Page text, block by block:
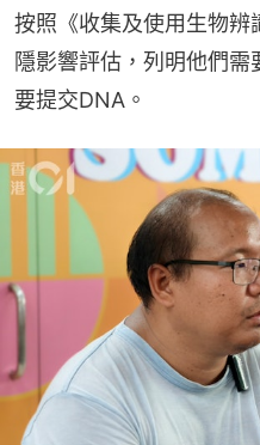
按照《收集及使用生物辨
隱影響評估，列明他們
要提交DNA。